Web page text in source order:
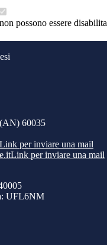
possono essere
60035
Link per inviare una mail
Link per inviare una mail
UFL6NM